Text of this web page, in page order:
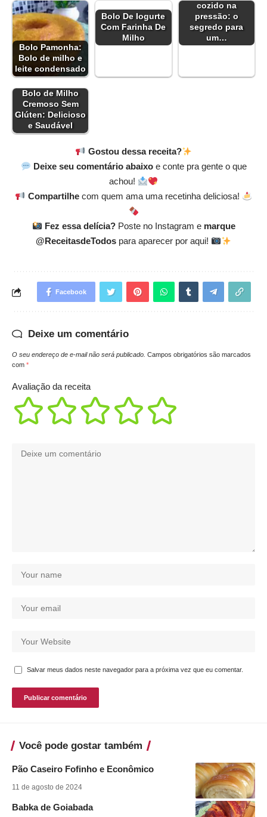
Bolo Pamonha:
Bolo de milho e
leite condensado
Bolo De Iogurte
Com Farinha De
Milho
cozido na
pressão: o
segredo para
um…
Bolo de Milho
Cremoso Sem
Glúten: Delicioso
e Saudável
Gostou dessa receita?
Deixe seu comentário abaixoe conte pra gente o que
achou!
Compartilhecom quem ama uma recetinha deliciosa!
Fez essa delícia?Poste no Instagram e marque
@ReceitasdeTodospara aparecer por aqui!
Facebook
Deixe um comentário
O seu endereço de e-mail não será publicado. Campos obrigatórios são marcados
com *
Avaliação da receita
Salvar meus dados neste navegador para a próxima vez que eu comentar.
Você pode gostar também
Pão Caseiro Fofinho e Econômico
11 de agosto de 2024
Babka de Goiabada